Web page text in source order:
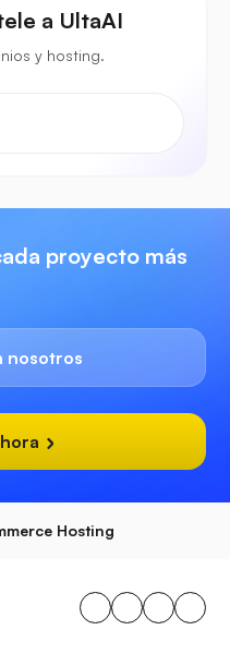
a UltaAI
y hosting.
proyecto más
nosotros
Hosting